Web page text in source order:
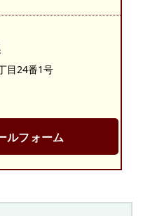
目24番1号
ルフォーム